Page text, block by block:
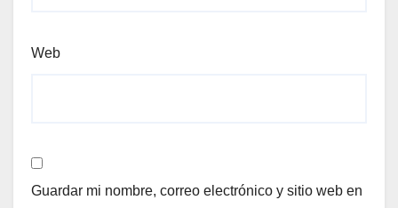
Web
Guardar mi nombre, correo electrónico y sitio web en